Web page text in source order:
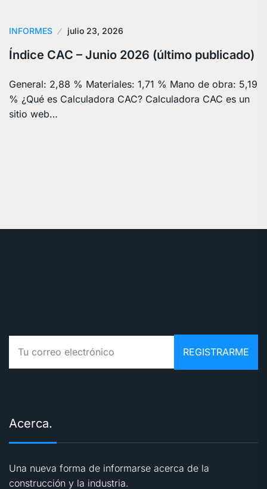
INFORMES julio 23, 2026
Índice CAC – Junio 2026 (último publicado)
General: 2,88 % Materiales: 1,71 % Mano de obra: 5,19
% ¿Qué es Calculadora CAC? Calculadora CAC es un
sitio web…
Acerca.
Una nueva forma de informarse acerca de la
construcción y la industria.